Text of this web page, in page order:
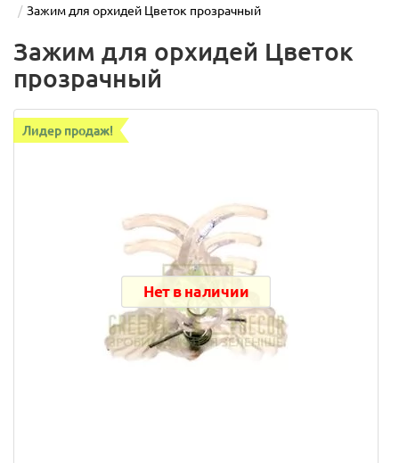
Зажим для орхидей Цветок прозрачный
Зажим для орхидей Цветок
прозрачный
Лидер продаж!
Нет в наличии